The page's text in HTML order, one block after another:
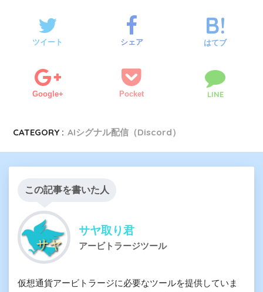
ツイート シェア はてブ
Google+ Pocket LINE
CATEGORY : AIシグナル配信（Discord）
この記事を書いた人
サヤ取り君
アービトラージツール
仮想通貨アービトラージに必要なツールを提供していま